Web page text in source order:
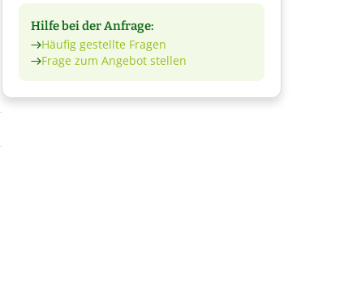
Hilfe bei der Anfrage:
Häufig gestellte Fragen
Frage zum Angebot stellen